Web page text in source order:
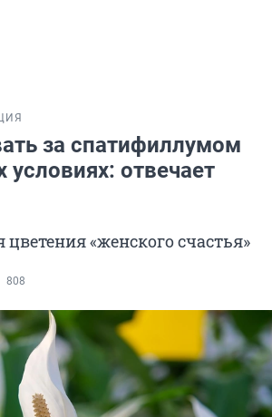
за спатифиллумом
отвечает
цветения «женского счастья»
808